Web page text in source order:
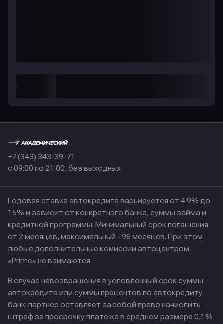
+7 (343) 343-39-71
с 09:00 по 21:00, без выходных
Годовая ставка автокредита варьируется от 4.9% до
15% и зависит от конкретного банка, суммы займа и
кредитной программы. Минимальный срок погашения
от 2 месяцев, максимальный - 96 месяцев. При этом
любые дополнительные комиссии автоцентром
«Prime» не взимаются.
В случае невозвращения в условленный срок суммы
автокредита или суммы процентов по автокредиту
банк-партнер оставляет за собой право начислить
штраф за просрочку платежа в среднем размере 0,1%